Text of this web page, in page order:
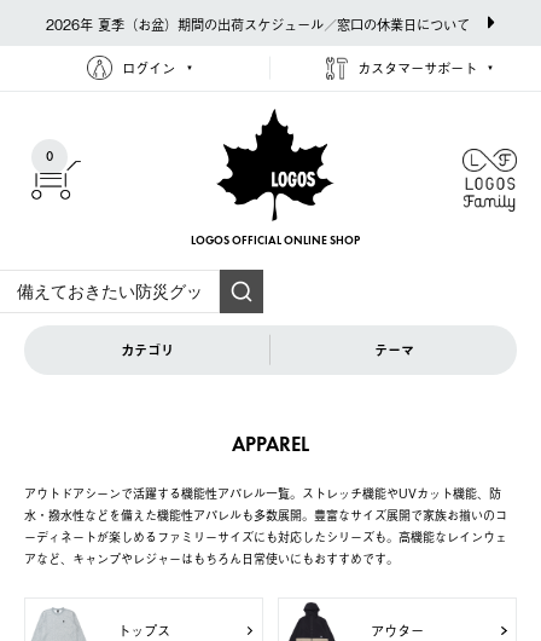
2026年 夏季（お盆）期間の出荷スケジュール／窓口の休業日について
ログイン カスタマーサポート
0
LOGOS OFFICIAL ONLINE SHOP
カテゴリ テーマ
APPAREL
アウトドアシーンで活躍する機能性アパレル一覧。ストレッチ機能やUVカット機能、防
水・撥水性などを備えた機能性アパレルも多数展開。豊富なサイズ展開で家族お揃いのコ
ーディネートが楽しめるファミリーサイズにも対応したシリーズも。高機能なレインウェ
アなど、キャンプやレジャーはもちろん日常使いにもおすすめです。
トップス アウター